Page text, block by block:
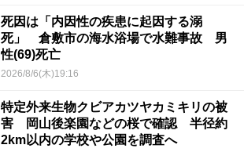
死因は「内因性の疾患に起因する溺
死」 倉敷市の海水浴場で水難事故 男
性(69)死亡
2026/8/6(木)19:16
特定外来生物クビアカツヤカミキリの被
害 岡山後楽園などの桜で確認 半径約
2km以内の学校や公園を調査へ